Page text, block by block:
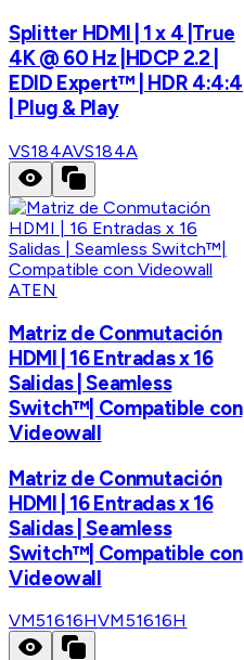
Splitter HDMI | 1 x 4 |True
4K @ 60 Hz |HDCP 2.2 |
EDID Expert™ | HDR 4:4:4
| Plug & Play
VS184AVS184A
ATEN
Matriz de Conmutación
HDMI | 16 Entradas x 16
Salidas | Seamless
Switch™| Compatible con
Videowall
Matriz de Conmutación
HDMI | 16 Entradas x 16
Salidas | Seamless
Switch™| Compatible con
Videowall
VM51616HVM51616H